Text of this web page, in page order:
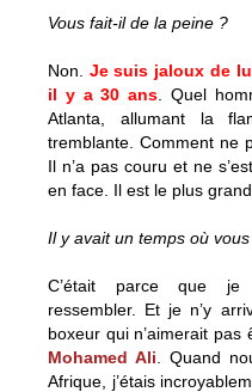
Vous fait-il de la peine ?
Non. Je suis jaloux de
il y a 30 ans . Quel
Atlanta, allumant la
tremblante. Comment ne
Il n’a pas couru et ne
en face. Il est le plus
Il y avait un temps où vous
C’était parce que je
ressembler. Et je n’y
boxeur qui n’aimerait
Mohamed Ali . Quand
Afrique, j’étais